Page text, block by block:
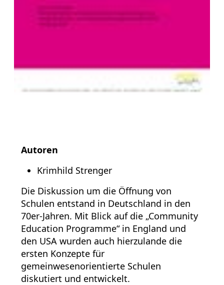
Autoren
Krimhild Strenger
Die Diskussion um die Öffnung von
Schulen entstand in Deutschland in den
70er-Jahren. Mit Blick auf die „Community
Education Programme“ in England und
den USA wurden auch hierzulande die
ersten Konzepte für
gemeinwesenorientierte Schulen
diskutiert und entwickelt.